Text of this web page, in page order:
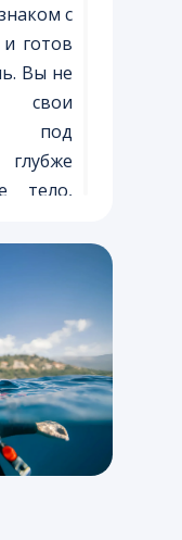
с
готов
Вы не
свои
под
тело,
в